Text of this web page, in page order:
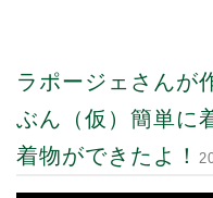
ラポージェさんが
ぶん（仮）簡単に
着物ができたよ！